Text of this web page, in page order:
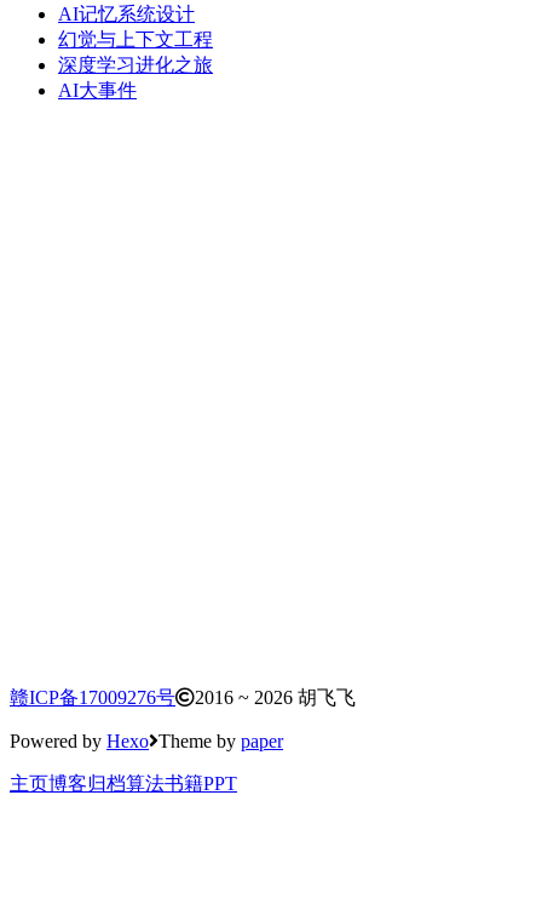
AI记忆系统设计
幻觉与上下文工程
深度学习进化之旅
AI大事件
赣ICP备17009276号 2016 ~ 2026 胡飞飞
Powered by Hexo Theme by paper
主页博客归档算法书籍PPT